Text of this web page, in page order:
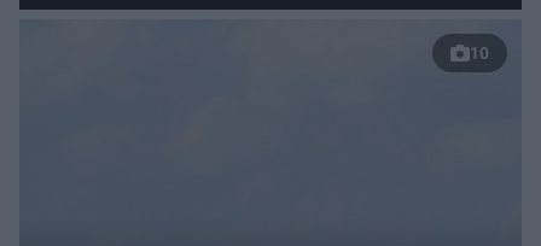
nagrania z kamer
10